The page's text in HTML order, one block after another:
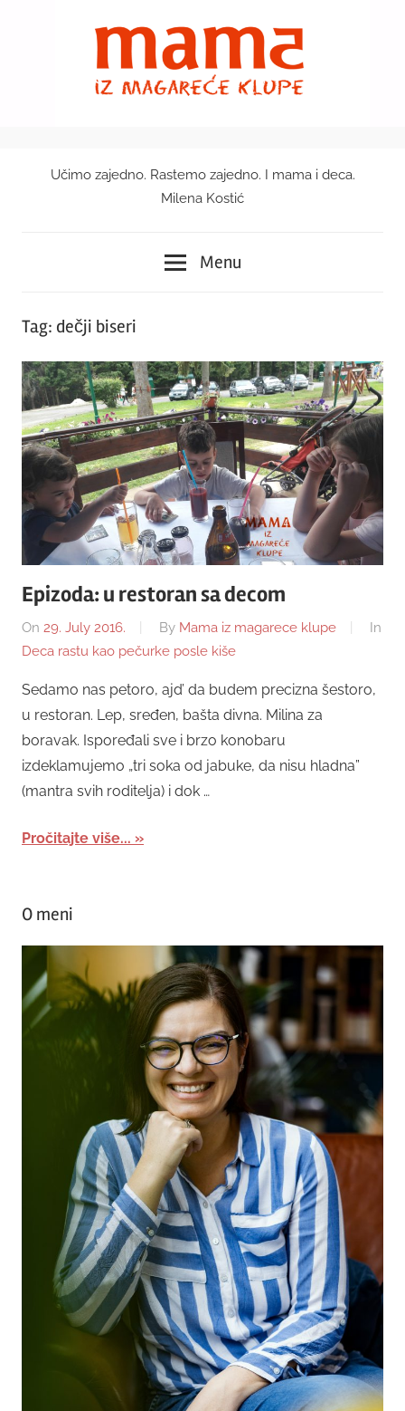
Mama
magareće
klupe
Učimo zajedno. Rastemo zajedno. I mama i deca.
Milena Kostić
Menu
Tag: dečji biseri
Epizoda: u restoran sa decom
On 29. July 2016. By Mama iz magarece klupe
In
Deca rastu kao pečurke posle kiše
Sedamo nas petoro, ajd’ da budem precizna šestoro,
u restoran. Lep, sređen, bašta divna. Milina za
boravak. Ispoređali sve i brzo konobaru
izdeklamujemo „tri soka od jabuke, da nisu hladna”
(mantra svih roditelja) i dok …
Pročitajte više...
O meni